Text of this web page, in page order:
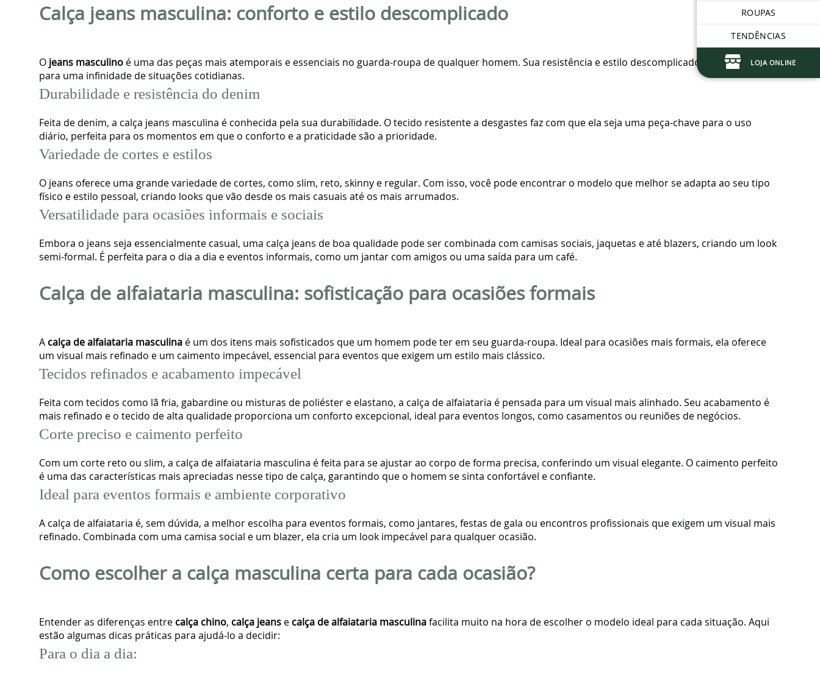
Calça jeans masculina: conforto e estilo descomplicado
O jeans masculino é uma das peças mais atemporais e essenciais no guarda-roupa de qualquer homem. Sua resistência e estilo descomplicado a tornam ideal
para uma infinidade de situações cotidianas.
Durabilidade e resistência do denim
Feita de denim, a calça jeans masculina é conhecida pela sua durabilidade. O tecido resistente a desgastes faz com que ela seja uma peça-chave para o uso
diário, perfeita para os momentos em que o conforto e a praticidade são a prioridade.
Variedade de cortes e estilos
O jeans oferece uma grande variedade de cortes, como slim, reto, skinny e regular. Com isso, você pode encontrar o modelo que melhor se adapta ao seu tipo
físico e estilo pessoal, criando looks que vão desde os mais casuais até os mais arrumados.
Versatilidade para ocasiões informais e sociais
Embora o jeans seja essencialmente casual, uma calça jeans de boa qualidade pode ser combinada com camisas sociais, jaquetas e até blazers, criando um look
semi-formal. É perfeita para o dia a dia e eventos informais, como um jantar com amigos ou uma saída para um café.
Calça de alfaiataria masculina: sofisticação para ocasiões formais
A calça de alfaiataria masculina é um dos itens mais sofisticados que um homem pode ter em seu guarda-roupa. Ideal para ocasiões mais formais, ela oferece
um visual mais refinado e um caimento impecável, essencial para eventos que exigem um estilo mais clássico.
Tecidos refinados e acabamento impecável
Feita com tecidos como lã fria, gabardine ou misturas de poliéster e elastano, a calça de alfaiataria é pensada para um visual mais alinhado. Seu acabamento é
mais refinado e o tecido de alta qualidade proporciona um conforto excepcional, ideal para eventos longos, como casamentos ou reuniões de negócios.
Corte preciso e caimento perfeito
Com um corte reto ou slim, a calça de alfaiataria masculina é feita para se ajustar ao corpo de forma precisa, conferindo um visual elegante. O caimento perfeito
é uma das características mais apreciadas nesse tipo de calça, garantindo que o homem se sinta confortável e confiante.
Ideal para eventos formais e ambiente corporativo
A calça de alfaiataria é, sem dúvida, a melhor escolha para eventos formais, como jantares, festas de gala ou encontros profissionais que exigem um visual mais
refinado. Combinada com uma camisa social e um blazer, ela cria um look impecável para qualquer ocasião.
Como escolher a calça masculina certa para cada ocasião?
Entender as diferenças entre calça chino, calça jeans e calça de alfaiataria masculinafacilita muito na hora de escolher o modelo ideal para cada situação. Aqui
estão algumas dicas práticas para ajudá-lo a decidir:
Para o dia a dia:
ROUPAS
TENDÊNCIAS
LOJA ONLINE